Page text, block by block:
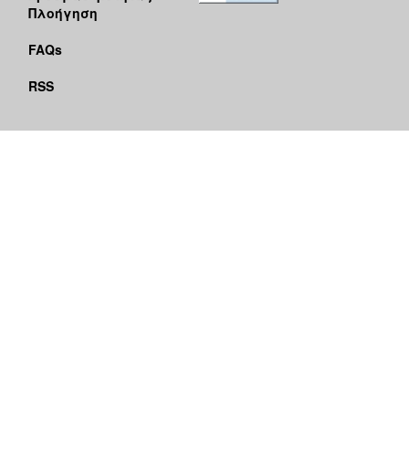
Πλοήγηση
FAQs
RSS